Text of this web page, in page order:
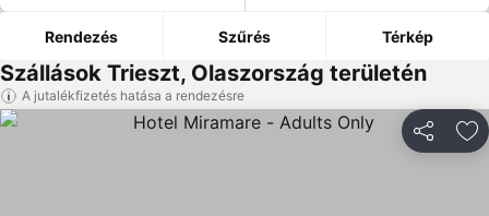
Rendezés Szűrés Térkép
Szállások Trieszt, Olaszország területén
A jutalékfizetés hatása a rendezésre